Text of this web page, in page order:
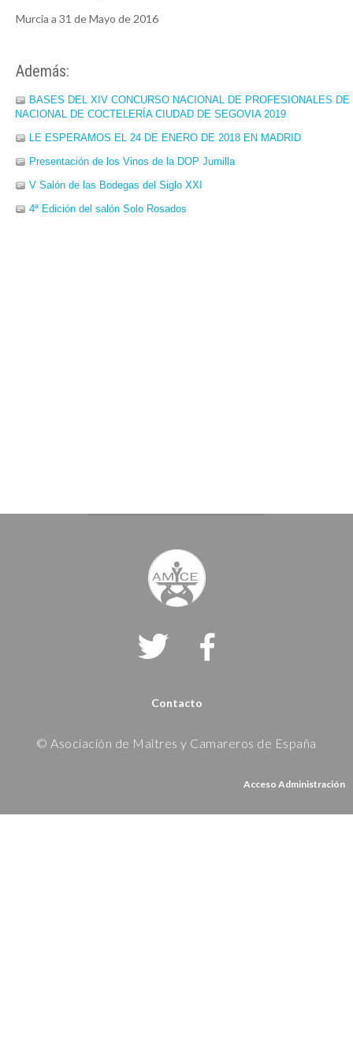
Murcia a 31 de Mayo de 2016
Además:
BASES DEL XIV CONCURSO NACIONAL DE PROFESIONALES
NACIONAL DE COCTELERÍA CIUDAD DE SEGOVIA 2019
LE ESPERAMOS EL 24 DE ENERO DE 2018 EN MADRID
Presentación de los Vinos de la DOP Jumilla
V Salón de las Bodegas del Siglo XXI
4ª Edición del salón Solo Rosados
Contacto
© Asociación de Maîtres y Camareros de España
Acceso Administración